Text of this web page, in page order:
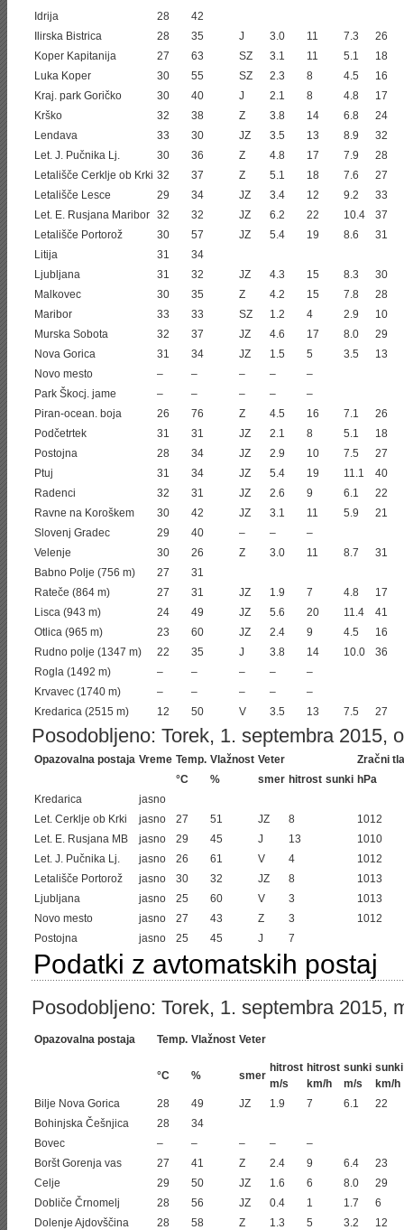
Idrija
28
42
Ilirska Bistrica
28 35 J 3.0 11 7.3
26
Koper Kapitanija
27 63 SZ 3.1 11 5.1
18
Luka Koper
30 55 SZ 2.3 8 4.5
16
Kraj. park Goričko
30 40 J 2.1 8 4.8
17
Krško
32 38 Z 3.8 14 6.8
24
Lendava
33 30 JZ 3.5 13 8.9
32
Let. J. Pučnika Lj.
30 36 Z 4.8 17 7.9
28
Letališče Cerklje ob Krki 32 37 Z 5.1 18 7.6
27
Letališče Lesce
29 34 JZ 3.4 12 9.2
33
Let. E. Rusjana Maribor 32 32 JZ 6.2 22 10.4
37
Letališče Portorož
30 57 JZ 5.4 19 8.6
31
Litija
31
34
Ljubljana
31 32 JZ 4.3 15 8.3
30
Malkovec
30 35 Z 4.2 15 7.8
28
Maribor
33 33 SZ 1.2 4 2.9
10
Murska Sobota
32 37 JZ 4.6 17 8.0
29
Nova Gorica
31 34 JZ 1.5 5 3.5
13
Novo mesto
– – – –
–
Park Škocj. jame
– – – –
–
Piran-ocean. boja
26 76 Z 4.5 16 7.1
26
Podčetrtek
31 31 JZ 2.1 8 5.1
18
Postojna
28 34 JZ 2.9 10 7.5
27
Ptuj
31 34 JZ 5.4 19 11.1
40
Radenci
32 31 JZ 2.6 9 6.1
22
Ravne na Koroškem
30 42 JZ 3.1 11 5.9
21
Slovenj Gradec
29 40 – –
–
Velenje
30 26 Z 3.0 11 8.7
31
Babno Polje (756 m)
27
31
Rateče (864 m)
27 31 JZ 1.9 7 4.8
17
Lisca (943 m)
24 49 JZ 5.6 20 11.4
41
Otlica (965 m)
23 60 JZ 2.4 9 4.5
16
Rudno polje (1347 m)
22 35 J 3.8 14 10.0
36
Rogla (1492 m)
– – – –
–
Krvavec (1740 m)
– – – –
–
Kredarica (2515 m)
12 50 V 3.5 13 7.5 27
Posodobljeno: Torek, 1. septembra 2015,
Opazovalna postaja Vreme Temp. Vlažnost Veter
Zračni
°C
% smer hitrost sunki hPa
Kredarica
jasno
Let. Cerklje ob Krki
jasno 27 51 JZ 8
1012
Let. E. Rusjana MB
jasno 29 45 J 13
1010
Let. J. Pučnika Lj.
jasno 26 61 V 4
1012
Letališče Portorož
jasno 30 32 JZ 8
1013
Ljubljana
jasno 25 60 V 3
1013
Novo mesto
jasno 27 43 Z 3
1012
Postojna
jasno 25 45 J 7
Podatki z avtomatskih postaj
Posodobljeno: Torek, 1. septembra 2015,
Opazovalna postaja Temp. Vlažnost Veter
°C % smer
hitrost
m/s
hitrost
km/h
sunki
m/s
sunki
km/h
Bilje Nova Gorica
28 49 JZ 1.9 7 6.1
22
Bohinjska Češnjica
28
34
Bovec
– – – –
–
Boršt Gorenja vas
27 41 Z 2.4 9 6.4
23
Celje
29 50 JZ 1.6 6 8.0
29
Dobliče Črnomelj
28 56 JZ 0.4 1 1.7
6
Dolenje Ajdovščina
28 58 Z 1.3 5 3.2
12